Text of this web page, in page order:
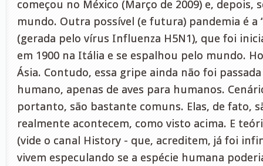
começou no México (Março de 2009) e, depois,
mundo. Outra possível (e futura) pandemia é a
(gerada pelo vírus Influenza H5N1), que foi
em 1900 na Itália e se espalhou pelo mundo.
Ásia. Contudo, essa gripe ainda não foi
humano, apenas de aves para humanos.
portanto, são bastante comuns. Elas, de fato,
realmente acontecem, como visto acima. E
(vide o canal History - que, acreditem, já foi
vivem especulando se a espécie humana